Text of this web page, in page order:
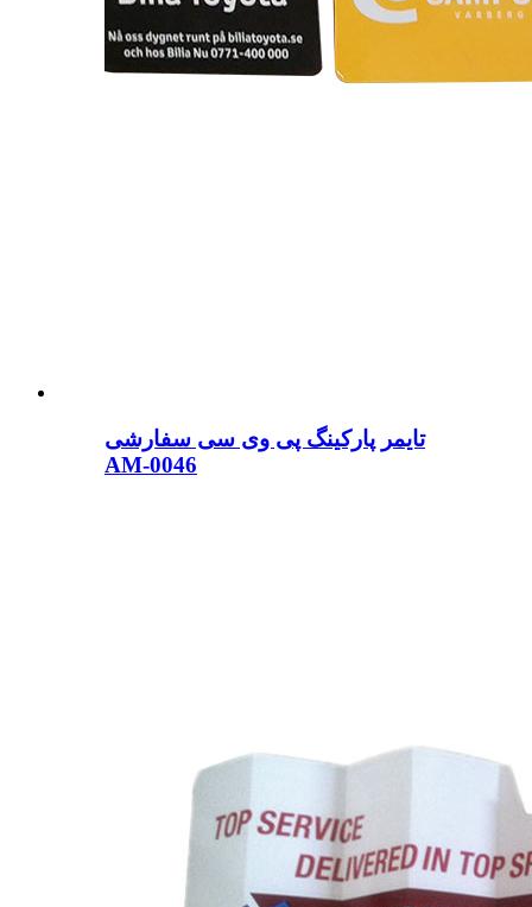
تایمر پارکینگ پی وی سی سفارشی
AM-0046